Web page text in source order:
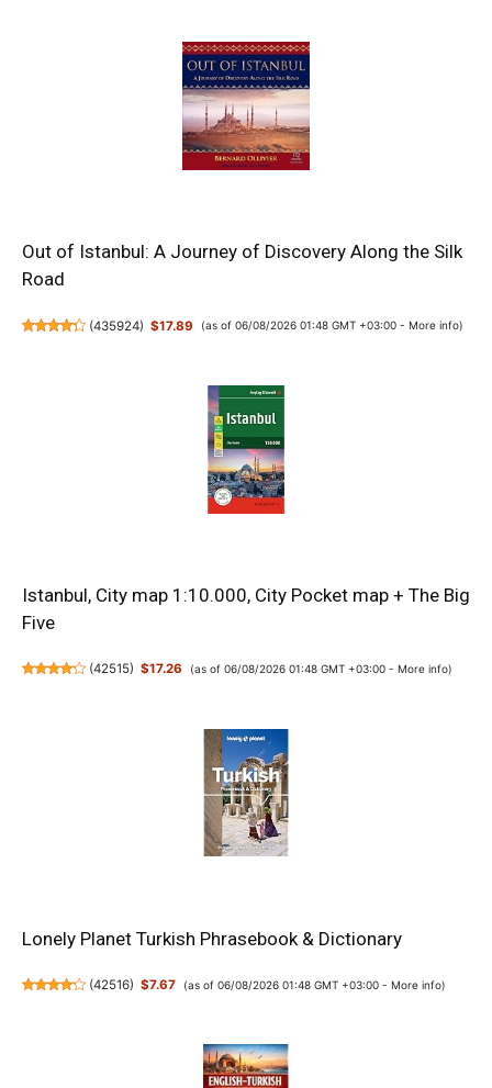
Out of Istanbul: A Journey of Discovery Along the Silk
Road
(435924) $17.89 (as of 06/08/2026 01:48 GMT +03:00 - More info)
Istanbul, City map 1:10.000, City Pocket map + The Big
Five
(42515) $17.26 (as of 06/08/2026 01:48 GMT +03:00 - More info)
Lonely Planet Turkish Phrasebook & Dictionary
(42516) $7.67 (as of 06/08/2026 01:48 GMT +03:00 - More info)